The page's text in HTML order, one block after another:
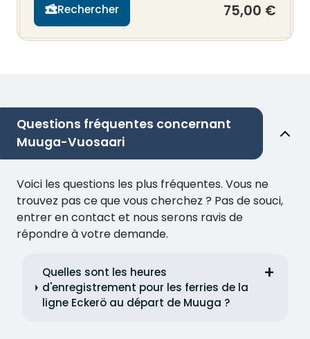
Rechercher 75,00 €
Questions fréquentes concernant
Muuga-Vuosaari
Voici les questions les plus fréquentes. Vous ne
trouvez pas ce que vous cherchez ? Pas de souci,
entrer en contact et nous serons ravis de
répondre à votre demande.
Quelles sont les heures
d'enregistrement pour les ferries de la
ligne Eckerö au départ de Muuga ?